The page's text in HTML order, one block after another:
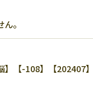
。
【-108】【202407】